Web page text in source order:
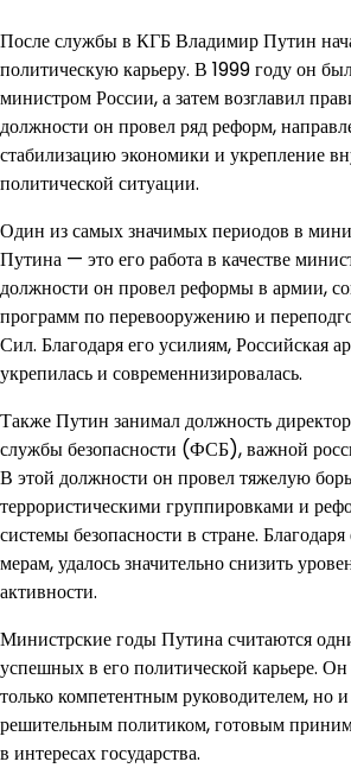
После службы в КГБ Владимир Путин
политическую карьеру. В 1999 году он
министром России, а затем возглавил
должности он провел ряд реформ,
стабилизацию экономики и укрепление
политической ситуации.
Один из самых значимых периодов в
Путина — это его работа в качестве
должности он провел реформы в армии,
программ по перевооружению и
Сил. Благодаря его усилиям, Российская
укрепилась и современнизировалась.
Также Путин занимал должность
службы безопасности (ФСБ), важной
В этой должности он провел тяжелую
террористическими группировками и
системы безопасности в стране.
мерам, удалось значительно снизить
активности.
Министрские годы Путина считаются
успешных в его политической карьере. Он
только компетентным руководителем, но
решительным политиком, готовым
в интересах государства.